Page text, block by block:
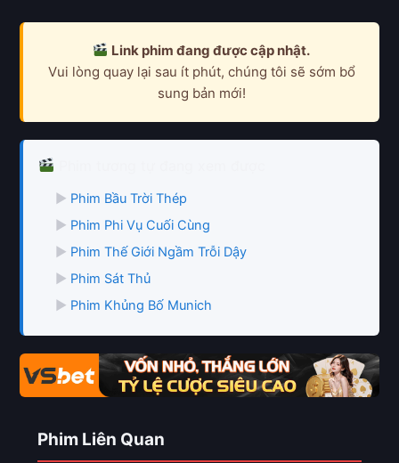
Link phim đang được cập nhật.
Vui lòng quay lại sau ít phút, chúng tôi sẽ sớm bổ
sung bản mới!
▶ Phim Bầu Trời Thép
▶ Phim Phi Vụ Cuối Cùng
▶ Phim Thế Giới Ngầm Trỗi Dậy
▶ Phim Sát Thủ
▶ Phim Khủng Bố Munich
Phim Liên Quan